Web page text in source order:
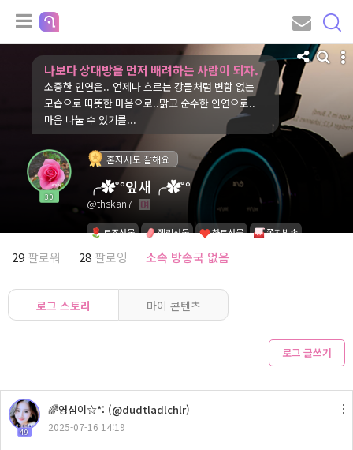
나보다 상대방을 먼저 배려하는 사람이 되자.
소중한 인연은.. 언제나 흐르는 강물처럼 변함 없는
모습으로 따뜻한 마음으로..맑고 순수한 인연으로..
마음 나눌 수 있기를...
30
혼자서도 잘해요
╭✿˚°잎새╭✿˚°
@thskan7
로즈선물 젤리선물 하트선물 쪽지발송
29 팔로워 28 팔로잉 소속 방송국 없음
로그 스토리 마이 콘텐츠
로그 글쓰기
49
🌈영심이☆*: (@dudtladlchlr)
2025-07-16 14:19